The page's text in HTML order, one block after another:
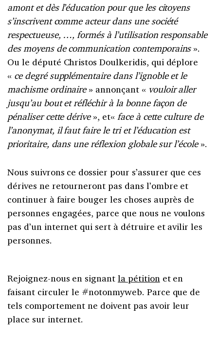
amont et dès l’éducation pour que les citoyens
s’inscrivent comme acteur dans une société
respectueuse, …, formés à l’utilisation responsable
des moyens de communication contemporains ».
Ou le député Christos Doulkeridis, qui déplore
« ce degré supplémentaire dans l’ignoble et le
machisme ordinaire» annonçant « vouloir aller
jusqu’au bout et réfléchir à la bonne façon de
pénaliser cette dérive », et« face à cette culture de
l’anonymat, il faut faire le tri et l’éducation est
prioritaire, dans une réflexion globale sur l’école».
Nous suivrons ce dossier pour s’assurer que ces
dérives ne retourneront pas dans l’ombre et
continuer à faire bouger les choses auprès de
personnes engagées, parce que nous ne voulons
pas d’un internet qui sert à détruire et avilir les
personnes.
Rejoignez-nous en signantla pétitionet en
faisant circuler le #notonmyweb. Parce que de
tels comportement ne doivent pas avoir leur
place sur internet.